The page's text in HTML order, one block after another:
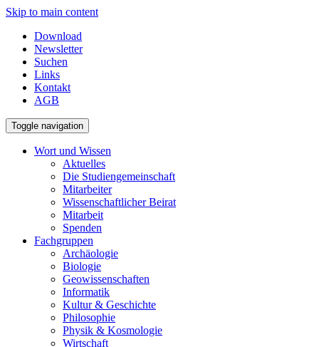
Skip to main content
Download
Newsletter
Suchen
Links
Kontakt
AGB
Toggle navigation
Wort und Wissen
Aktuelles
Die Studiengemeinschaft
Mitarbeiter
Wissenschaftlicher Beirat
Mitarbeit
Spenden
Fachgruppen
Archäologie
Biologie
Geowissenschaften
Informatik
Kultur & Geschichte
Philosophie
Physik & Kosmologie
Wirtschaft